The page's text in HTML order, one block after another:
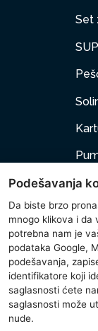
Set
Podešavanja
Da biste brzo
mnogo klikova i da
potrebna nam je
podataka Google,
podešavanja,
identifikatore koji
saglasnosti ćete
saglasnosti može
nude.